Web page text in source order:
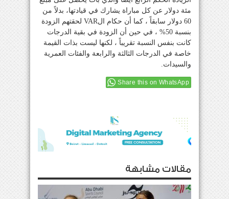
مئة دولار عن كل مباراة يشارك في قيادتها، بدلاً من
60 دولار سابقاً ، كما أن حكام الVAR لحقتهم الزودة
بنسبة 50% ، في حين أن الزودة في بقية الدرجات
كانت بنفس النسبة تقريباً ، لكنها ليست بذات القيمة
خاصة في الدرجات الثالثة والرابعة والفئات العمرية
والسيدات.
Share this on WhatsApp
مقالات مشابهة